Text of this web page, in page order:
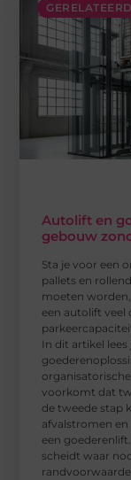
Autolift en
gebouw
Sta je voor een
pallets en
moeten
een autolift veel
In dit artikel
voorkomt dat
de tweede stap
afvalstromen
een
scheidt waar